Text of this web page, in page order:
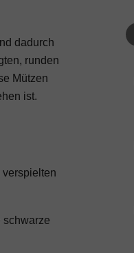
dadurch
runden
Mützen
ist.
schwarze